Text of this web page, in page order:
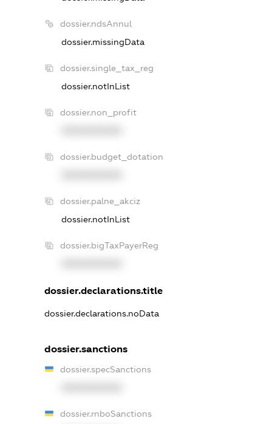
dossier.ndsAnnul
dossier.missingData
dossier.single_tax_reg
dossier.notInList
dossier.non_profit
dossier.budget_dotation
dossier.palne_akciz
dossier.notInList
dossier.bigTaxPayerReg
dossier.declarations.title
dossier.declarations.noData
dossier.sanctions
dossier.specSanctions
dossier.rnboSanctions